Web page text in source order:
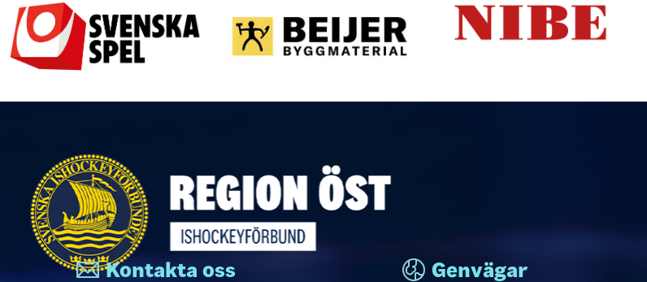
Kontakta oss Genvägar